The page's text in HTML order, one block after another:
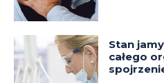
Stan
całego